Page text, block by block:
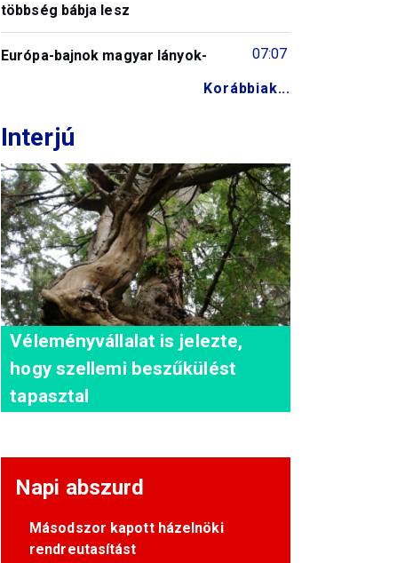
többség bábja lesz
07:07
Európa-bajnok magyar lányok-
Korábbiak...
Interjú
Véleményvállalat is jelezte,
hogy szellemi beszűkülést
tapasztal
Napi abszurd
Másodszor kapott házelnöki
rendreutasítást